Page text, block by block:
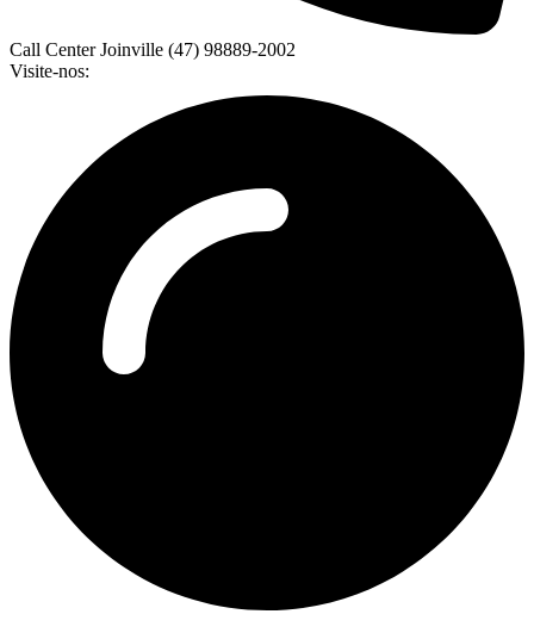
Call Center Joinville (47) 98889-2002
Visite-nos: